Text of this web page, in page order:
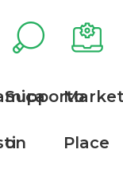
Supporto
on Place